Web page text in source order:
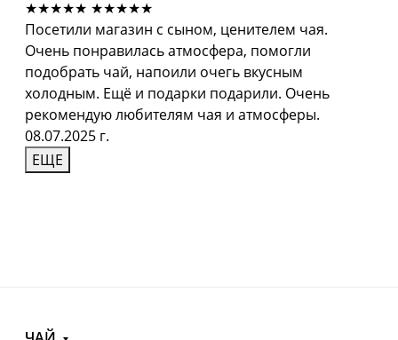
★★★★★ ★★★★★
Посетили магазин с сыном, ценителем чая.
Очень понравилась атмосфера, помогли
подобрать чай, напоили очегь вкусным
холодным. Ещё и подарки подарили. Очень
рекомендую любителям чая и атмосферы.
08.07.2025 г.
ЕЩЕ